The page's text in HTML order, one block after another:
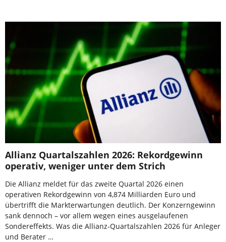
Allianz Quartalszahlen 2026: Rekordgewinn
operativ, weniger unter dem Strich
Die Allianz meldet für das zweite Quartal 2026 einen
operativen Rekordgewinn von 4,874 Milliarden Euro und
übertrifft die Markterwartungen deutlich. Der Konzerngewinn
sank dennoch – vor allem wegen eines ausgelaufenen
Sondereffekts. Was die Allianz-Quartalszahlen 2026 für Anleger
und Berater …